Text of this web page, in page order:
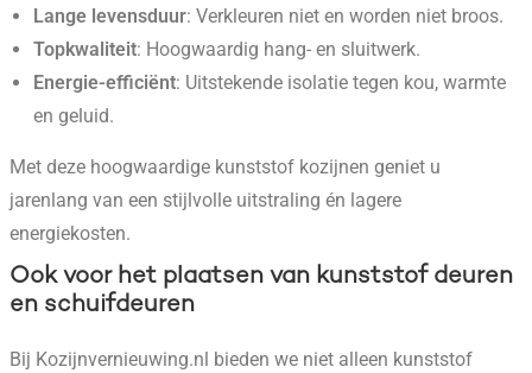
Lange levensduur: Verkleuren niet en worden niet broos.
Topkwaliteit: Hoogwaardig hang- en sluitwerk.
Energie-efficiënt: Uitstekende isolatie tegen kou, warmte
en geluid.
Met deze hoogwaardige kunststof kozijnen geniet u
jarenlang van een stijlvolle uitstraling én lagere
energiekosten.
Ook voor het plaatsen van kunststof deuren
en schuifdeuren
Bij Kozijnvernieuwing.nl bieden we niet alleen kunststof